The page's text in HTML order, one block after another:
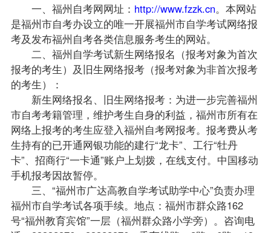
一、福州自考网网址： http://www.fzzk.cn。本网站
是福州市自考办设立的唯一开展福州市自学考试网络报
考及发布福州自考各类信息服务考生的网站。
二、福州自学考试新生网络报名 （报考对象为首次
报考的考生）及旧生网络报考（报考对象为非首次报考
的考生）：
新生网络报名、旧生网络报考：为进一步完善福州
市自考考籍管理，维护考生自身的利益，福州市所有在
网络上报考的考生应登入福州自考网报考。报考费从考
生持有的已开通网银功能的建行“龙卡”、工行“牡丹
卡”、招商行“一卡通”账户上划拨，在线支付。中国移动
手机报考因故暂停。
三、“福州市广达高教自学考试助学中心”负责办理
福州市自学考试各项手续。地点：福州市群众路162
号“福州教育宾馆”一层（福州群众路小学旁）。咨询电